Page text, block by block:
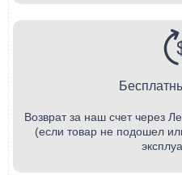
Возврат за наш счет через
(если товар не подошел